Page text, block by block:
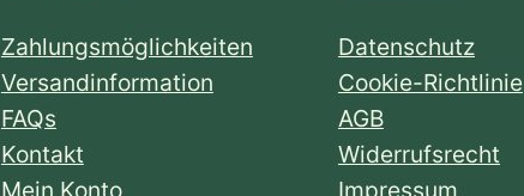
Zahlungsmöglichkeiten
Versandinformation
FAQs
Kontakt
Mein Konto
Datenschutz
Cookie-Richtlinie
AGB
Widerrufsrecht
Impressum